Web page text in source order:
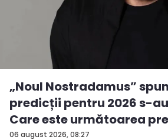
06 august 2026, 08:27
„Noul Nostradamus”
predicții pentru 2026 s-
Care este următoarea